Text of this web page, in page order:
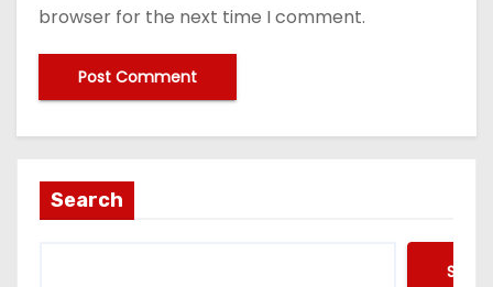
browser for the next time I comment.
Search